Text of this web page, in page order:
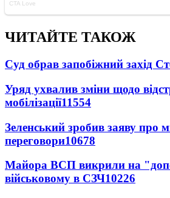
ЧИТАЙТЕ ТАКОЖ
Суд обрав запобіжний захід
Уряд ухвалив зміни щодо
мобілізації11554
Зеленський зробив заяву про
переговори10678
Майора ВСП викрили на
військовому в СЗЧ10226